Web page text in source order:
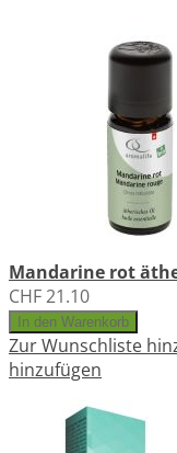
Mandarine rot
CHF 21.10
In den Warenkorb
Zur Wunschliste
hinzufügen